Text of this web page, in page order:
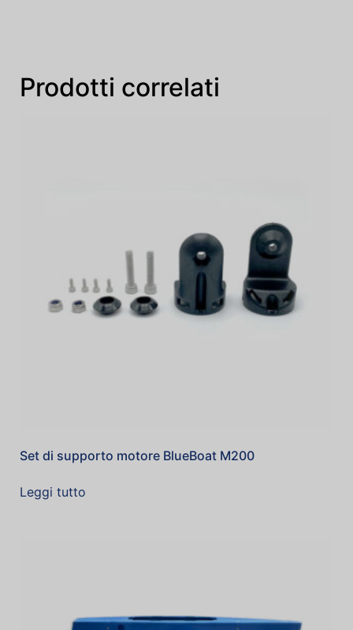
Prodotti correlati
Set di supporto motore BlueBoat M200
Leggi tutto